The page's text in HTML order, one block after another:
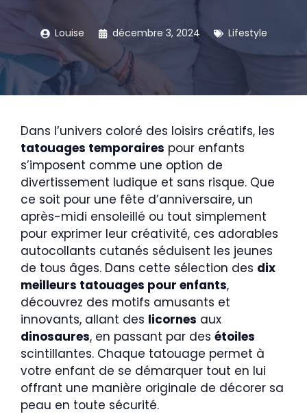
Louise décembre 3, 2024 Lifestyle
Dans l’univers coloré des loisirs créatifs, les
tatouages temporaires pour enfants
s’imposent comme une option de
divertissement ludique et sans risque. Que
ce soit pour une fête d’anniversaire, un
après-midi ensoleillé ou tout simplement
pour exprimer leur créativité, ces adorables
autocollants cutanés séduisent les jeunes
de tous âges. Dans cette sélection des dix
meilleurs tatouages pour enfants,
découvrez des motifs amusants et
innovants, allant des licornes aux
dinosaures, en passant par des étoiles
scintillantes. Chaque tatouage permet à
votre enfant de se démarquer tout en lui
offrant une manière originale de décorer sa
peau en toute sécurité.